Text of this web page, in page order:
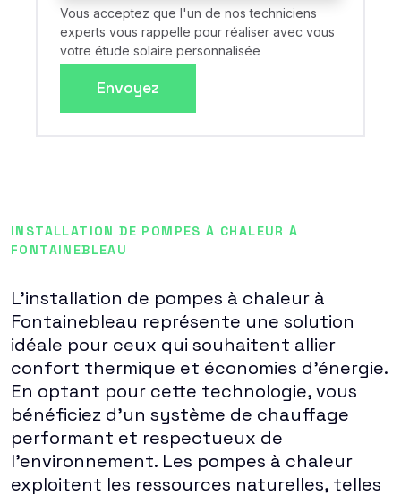
Vous acceptez que l'un de nos techniciens
experts vous rappelle pour réaliser avec vous
votre étude solaire personnalisée
Envoyez
INSTALLATION DE POMPES À CHALEUR À
FONTAINEBLEAU
L'installation de pompes à chaleur à
Fontainebleau représente une solution
idéale pour ceux qui souhaitent allier
confort thermique et économies d'énergie.
En optant pour cette technologie, vous
bénéficiez d'un système de chauffage
performant et respectueux de
l'environnement. Les pompes à chaleur
exploitent les ressources naturelles, telles